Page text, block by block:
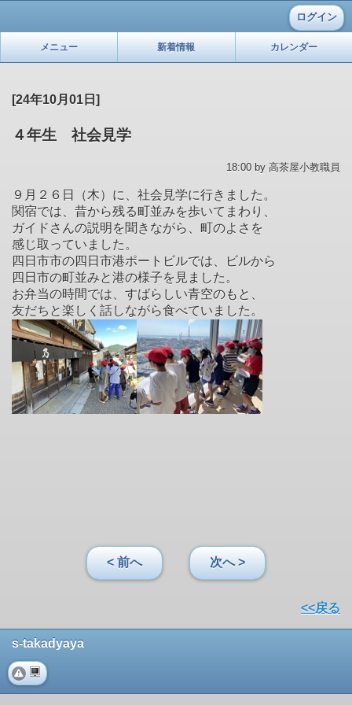
ログイン
メニュー 新着情報 カレンダー
[24年10月01日]
４年生 社会見学
18:00 by 高茶屋小教職員
９月２６日（木）に、社会見学に行きました。
関宿では、昔から残る町並みを歩いてまわり、
ガイドさんの説明を聞きながら、町のよさを
感じ取っていました。
四日市市の四日市港ポートビルでは、ビルから
四日市の町並みと港の様子を見ました。
お弁当の時間では、すばらしい青空のもと、
友だちと楽しく話しながら食べていました。
< 前へ 次へ >
<<戻る
s-takadyaya